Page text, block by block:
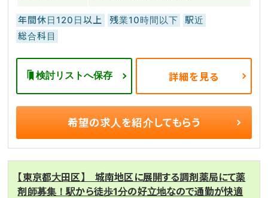
年間休日120日以上 残業10時間以下
駅近
総合科目
検討リストへ保存 詳細を見る
希望の求人を紹介してもらう
【東京都大田区】 城南地区に展開する調剤薬局にて薬
剤師募集！駅から徒歩1分の好立地なので通勤が快適